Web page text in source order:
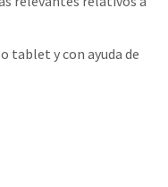
tablet y con ayuda de